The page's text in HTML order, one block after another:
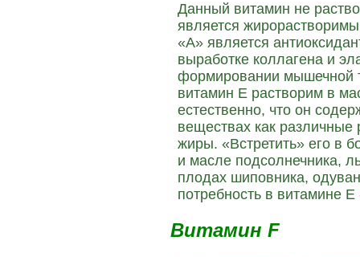
Данный витамин не
является
«А» является
выработке коллагена и
формировании мышечной
витамин Е растворим в
естественно, что он
веществах как различные
жиры. «Встретить» его в
и масле подсолнечника,
плодах шиповника,
потребность в витамине
Витамин F